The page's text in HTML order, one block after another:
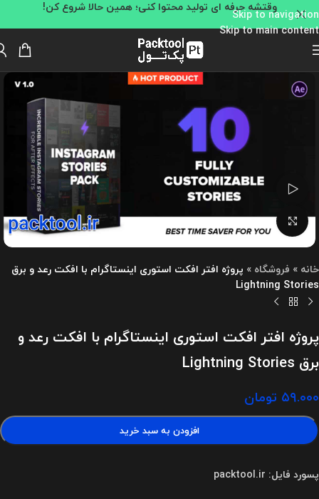
Skip to navigation
Skip to main content
وقتشه حرفه ای تولید محتوا کنی؛ همین حالا شروع کن!
تماشای ویدئو
بزرگنمایی تصویر
خانه » فروشگاه » پروژه افتر افکت استوری اینستاگرام با افکت رعد و برق
Lightning Stories
پروژه افتر افکت استوری اینستاگرام با افکت رعد و
برق Lightning Stories
۵۹.۰۰۰ تومان
افزودن به سبد خرید
پسورد فایل: packtool.ir